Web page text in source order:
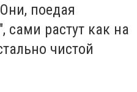
поедая
сами растут как на
чистой